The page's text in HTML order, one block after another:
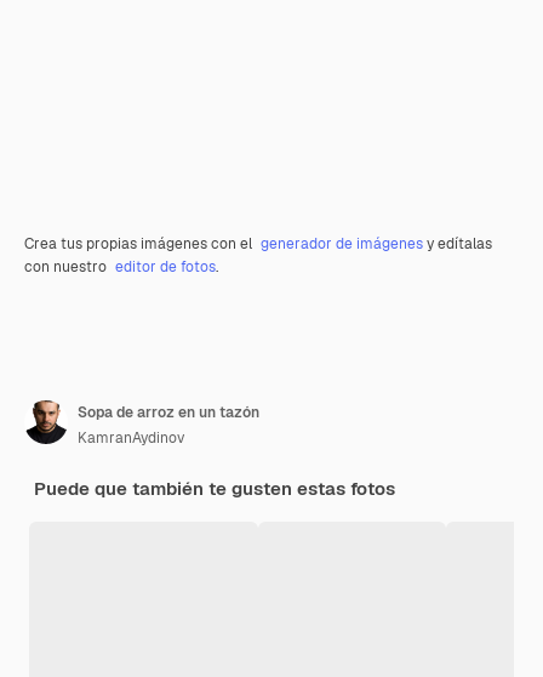
Crea tus propias imágenes con el generador de imágenesy edítalas
con nuestro editor de fotos.
Sopa de arroz en un tazón
KamranAydinov
Puede que también te gusten estas fotos